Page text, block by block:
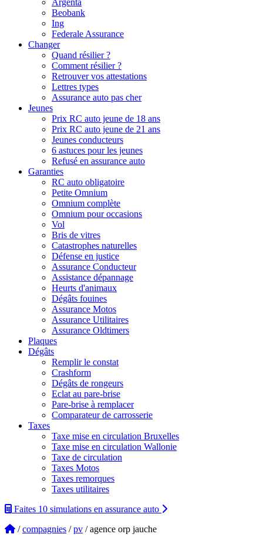
Argenta
Beobank
Ing
Federale Assurance
Changer
Quand résilier ?
Comment résilier ?
Retrouver vos attestations
Lettres types
Assurance auto pas cher
Jeunes
Prix RC auto jeune de 18 ans
Prix RC auto jeune de 21 ans
Jeunes conducteurs
6 astuces pour les jeunes
Refusé en assurance auto
Garanties
RC auto obligatoire
Petite Omnium
Omnium complète
Omnium pour occasions
Vol
Bris de vitres
Catastrophes naturelles
Défense en justice
Assurance Conducteur
Assistance dépannage
Heurts d'animaux
Dégâts fouines
Assurance Motos
Assurance Utilitaires
Assurance Oldtimers
Plaques
Dégâts
Remplir le constat
Crashform
Dégâts de rongeurs
Eclat au pare-brise
Pare-brise à remplacer
Comparateur de carrosserie
Taxes
Taxe mise en circulation Bruxelles
Taxe mise en circulation Wallonie
Taxe de circulation
Taxes Motos
Taxes remorques
Taxes utilitaires
Faites 10 simulations en assurance auto
/compagnies /pv / agence orp jauche